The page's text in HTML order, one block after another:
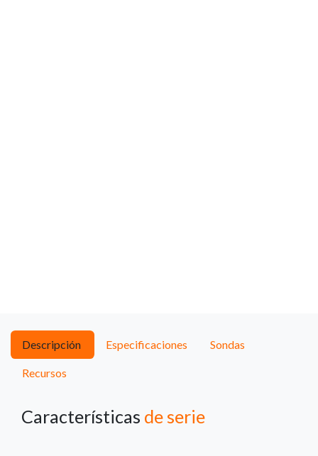
Descripción Especificaciones Sondas
Recursos
Características de serie